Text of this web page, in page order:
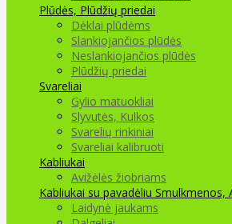
Plūdės, Plūdžių priedai
Dėklai plūdėms
Slankiojančios plūdės
Neslankiojančios plūdės
Plūdžių priedai
Svareliai
Gylio matuokliai
Slyvutės, Kulkos
Svarelių rinkiniai
Svareliai kalibruoti
Kabliukai
Avižėlės žiobriams
Kabliukai su pavadėliu Smulkmenos,
Laidynė jaukams